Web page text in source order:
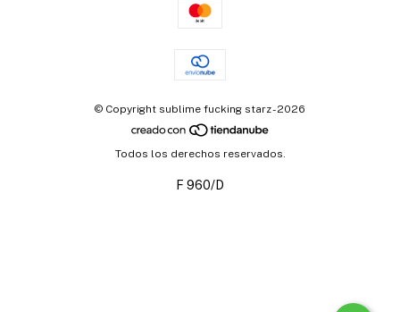
© Copyright sublime fucking starz - 2026
Todos los derechos reservados.
F 960/D